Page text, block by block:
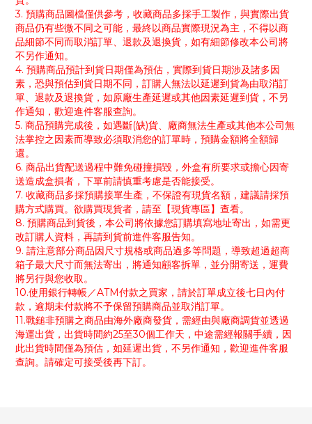
3. 預購商品圖檔僅供參考，收藏商品多採手工製作，與實際出貨
商品仍有些微不同之可能，最終以商品實際現況為主，不得以商
品細節不同而取消訂單、退款及退換貨，如有細節修改本公司將
不另作通知。
4. 預購商品預計到貨日期僅為預估，實際到貨日期涉及諸多因
素，恐與預估到貨日期不同，訂購人無法以延遲到貨為由取消訂
單、退款及退換貨，如原廠生產延遲或其他因素延遲到貨，不另
作通知，歡迎進件客服查詢。
5. 商品預購完成後，如遇斷(缺)貨、廠商無法生產或其他本公司無
法掌控之因素而導致必須取消您的訂單時，預購金額將全額歸
還。
6. 商品出貨配送過程中難免碰撞損毀，外盒有所要求或擔心因寄
送造成盒損者，下單前請慎重考慮是否能接受。
7. 收藏商品多採預購接單生產，不保證有現貨名額，建議請採預
購方式購買。欲購買現貨者，請至【現貨專區】查看。
8. 預購商品到貨後，本公司將依據您訂購填寫地址寄出，如需更
改訂購人資料，再請到貨前進件客服告知。
9. 請注意部分商品因尺寸規格或商品過多等問題，導致超過超商
箱子最大尺寸而無法寄出，將通知顧客拆單，並分開寄送，運費
將另行與您收取。
10.使用銀行轉帳／ATM付款之買家，請於訂單成立後七日內付
款，逾期未付款將不予保留預購商品並取消訂單。
11.戰鎚非預購之商品由海外廠商發貨，需經由與廠商調貨並透過
海運出貨，出貨時間約25至30個工作天，中途需經報關手續，因
此出貨時間僅為預估，如延遲出貨，不另作通知，歡迎進件客服
查詢。請確定可接受後再下訂。